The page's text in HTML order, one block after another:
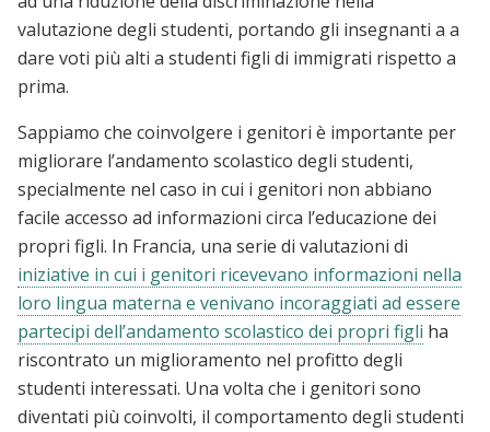
valutazione degli studenti, portando gli insegnanti a a
dare voti più alti a studenti figli di immigrati rispetto a
prima.
Sappiamo che coinvolgere i genitori è importante per
migliorare l’andamento scolastico degli studenti,
specialmente nel caso in cui i genitori non abbiano
facile accesso ad informazioni circa l’educazione dei
propri figli. In Francia, una serie di valutazioni di
iniziative in cui i genitori ricevevano informazioni nella
loro lingua materna e venivano incoraggiati ad essere
partecipi dell’andamento scolastico dei propri figli ha
riscontrato un miglioramento nel profitto degli
studenti interessati. Una volta che i genitori sono
diventati più coinvolti, il comportamento degli studenti